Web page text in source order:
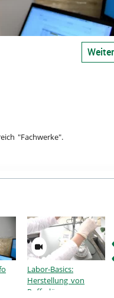
Weiter
"Fachwerke".
Labor-Basics:
Herstellung von
Pufferlösungen